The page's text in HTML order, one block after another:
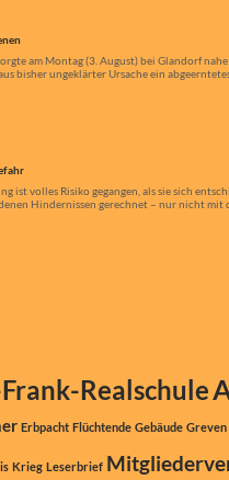
am Montag (3. August) bei Glandorf
bisher ungeklärter Ursache ein
ist volles Risiko gegangen, als sie sich
Hindernissen gerechnet – nur nicht mit
Realschule
Erbpacht Flüchtende Gebäude Greven
Krieg Leserbrief